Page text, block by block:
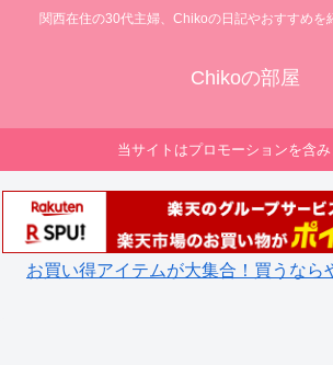
関西在住の30代主婦、Chikoの日記やおすすめを
Chikoの部屋
当サイトはプロモーションを含み
お買い得アイテムが大集合！買うなら